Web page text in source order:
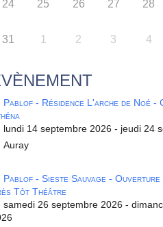
24 25 26 27 28
31 1 2 3 4
Pablof - Résidence L'arche de Noé -
lundi 14 septembre 2026 - jeudi 24
Auray
Pablof - Sieste Sauvage - Ouverture
Tôt Théâtre
samedi 26 septembre 2026 -